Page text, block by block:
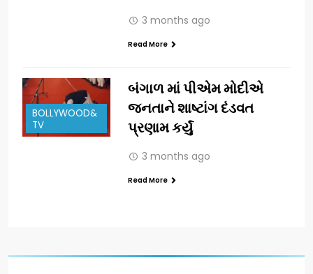
3 months ago
Read More
BOLLYWOOD&
TV
બંગાળ માં પીએમ મોદીએ
જનતાને શાષ્ટાંગ દંડવત
પ્રણામ કર્યું
3 months ago
Read More